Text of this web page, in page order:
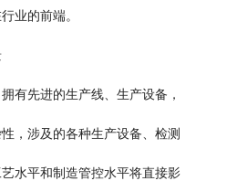
业的前端。
有先进的生产线、生产设备，
，涉及的各种生产设备、检测
水平和制造管控水平将直接影